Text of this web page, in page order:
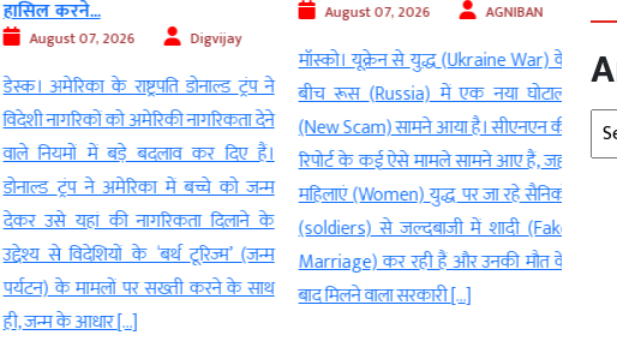
हासिल करने...
August 07, 2026 Digvijay
डेस्क। अमेरिका के राष्ट्रपति डोनाल्ड ट्रंप ने
विदेशी नागरिकों को अमेरिकी नागरिकता देने
वाले नियमों में बड़े बदलाव कर दिए हैं।
डोनाल्ड ट्रंप ने अमेरिका में बच्चे को जन्म
देकर उसे यहां की नागरिकता दिलाने के
उद्देश्य से विदेशियों के ‘बर्थ टूरिज्म’ (जन्म
पर्यटन) के मामलों पर सख्ती करने के साथ
ही, जन्म के आधार […]
August 07, 2026 AGNIBAN
मॉस्को। यूक्रेन से युद्ध (Ukraine War) के
बीच रूस (Russia) में एक नया घोटाला
(New Scam) सामने आया है। सीएनएन की
रिपोर्ट के कई ऐसे मामले सामने आए हैं, जहां
महिलाएं (Women) युद्ध पर जा रहे सैनिकों
(soldiers) से जल्दबाजी में शादी (Fake
Marriage) कर रही हैं और उनकी मौत के
बाद मिलने वाला सरकारी […]
का